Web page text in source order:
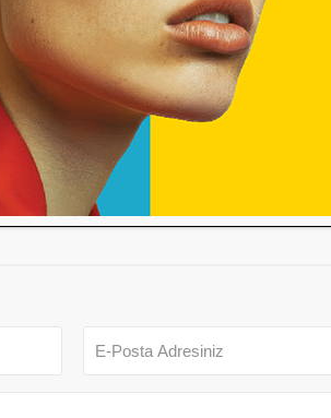
Etiketler
internet söyleşi